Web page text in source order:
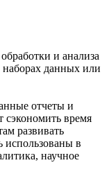
и анализа
наборах данных или
отчеты и
сэкономить время
развивать
использованы в
научное